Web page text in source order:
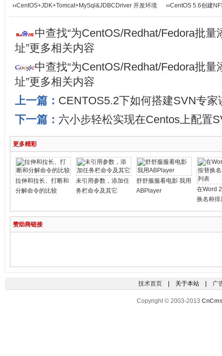
››CentOS+JDK+Tomcat+MySql&JDBCDriver 开发环境
搭建...
››CentOS 5.6创建
中查找“为CentOS/Redhat/Fedora批量
址”更多相关内容
中查找“为CentOS/Redhat/Fedora批量
址”更多相关内容
上一篇： CENTOS5.2下如何搭建SVN专家
下一篇： 六小步轻松实现在Centos上配置
更多精彩
拉伸和拉长、打断和
分解命令的比较
未引用参数，添加任
务栏命令及其它
舒舒服服看电影 我用
ABPlayer
在Word
换名称排
赞助商链接
技术首页| 关于本站 | 广
Copyright © 2003-2013